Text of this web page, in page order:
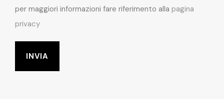
per maggiori informazioni fare riferimento alla pagina
privacy